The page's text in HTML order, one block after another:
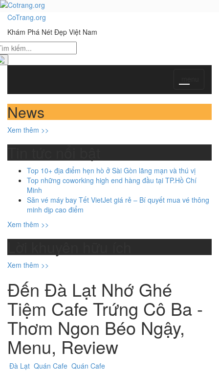
CoTrang.org
Khám Phá Nét Đẹp Việt Nam
Đăng tin
News
Xem thêm >>
Top 10+ địa điểm hẹn hò ở Sài Gòn lãng mạn và thú vị
Top những coworking high end hàng đầu tại TP.Hồ Chí
Minh
Săn vé máy bay Tết VietJet giá rẻ – Bí quyết mua vé thông
minh dịp cao điểm
Xem thêm >>
Xem thêm >>
Đến Đà Lạt Nhớ Ghé
Tiệm Cafe Trứng Cô Ba -
Thơm Ngon Béo Ngậy,
Menu, Review
Đà Lạt Quán Cafe Quán Cafe